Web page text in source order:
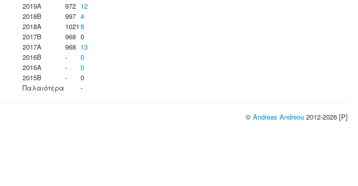
2019A
972 12
2018B
997 4
2018A
1021 8
2017B
968 0
2017A
968 13
2016B
-
0
2016A
-
0
2015B
-
0
Παλαιότερα
-
© Andreas Andreou 2012-2026 [P]